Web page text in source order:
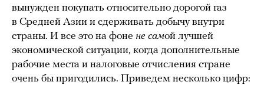
вынужден покупать относительно дорогой газ
в Средней Азии и сдерживать добычу внутри
страны. И все это на фоне не самой лучшей
экономической ситуации, когда дополнительные
рабочие места и налоговые отчисления стране
очень бы пригодились. Приведем несколько цифр: